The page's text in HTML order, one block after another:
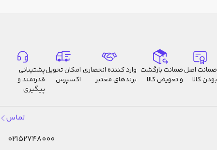
ضمانت اصل
بودن کالا
ضمانت بازگشت
و تعویض کالا
وارد کننده انحصاری
برندهای معتبر
امکان تحویل
اکسپرس
پشتیبانی
قدرتمند و
پیگیری
تماس
02152748000